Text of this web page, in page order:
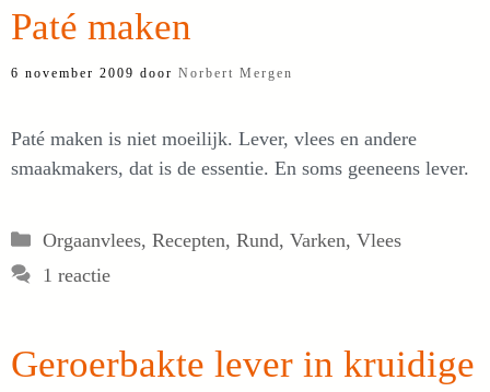
Paté maken
6 november 2009 door Norbert Mergen
Paté maken is niet moeilijk. Lever, vlees en andere
smaakmakers, dat is de essentie. En soms geeneens lever.
Categorieën
Orgaanvlees, Recepten, Rund, Varken, Vlees
1 reactie
Geroerbakte lever in kruidige